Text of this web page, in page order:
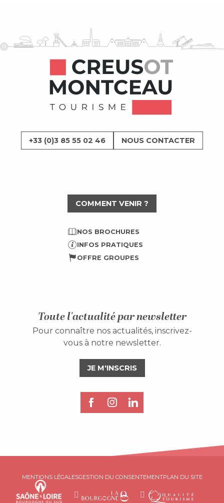
COMMENT VENIR ?
NOS BROCHURES
INFOS PRATIQUES
OFFRE GROUPES
+33 (0)3 85 55 02 46 NOUS CONTACTER
Toute l'actualité par newsletter
Pour connaître nos actualités, inscrivez-
vous à notre newsletter.
JE M'INSCRIS
MENTIONS LÉGALESGESTION DU CONSENTEMENTPLAN DU SITE